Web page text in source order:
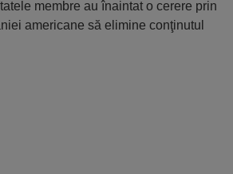
membre au înaintat o cerere prin
americane să elimine conţinutul